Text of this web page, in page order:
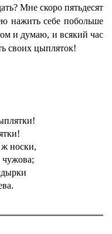
Мне скоро пятьдесят
нажить себе побольше
и думаю, и всякий час
своих цыпляток!
ж носки,